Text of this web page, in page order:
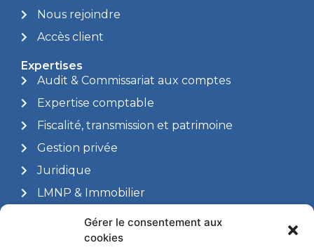
Gérer le consentement aux
cookies
Nous rejoindre
Accès client
Expertises
Audit & Commissariat aux comptes
Expertise comptable
Fiscalité, transmission et patrimoine
Gestion privée
Juridique
LMNP & Immobilier
Social & Ressources humaines
Nos Bureaux